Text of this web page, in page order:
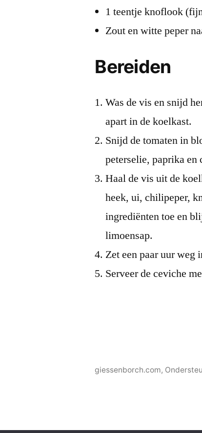
1 teentje knoflook
Zout en witte peper
Bereiden
Was de vis en snijd
apart in de koelkast.
Snijd de tomaten in
peterselie, paprika
Haal de vis uit de
heek, ui, chilipeper,
ingrediënten toe en
limoensap.
Zet een paar uur weg
Serveer de ceviche
giessenborch.com,